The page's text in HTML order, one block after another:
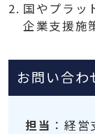
国やプラッ
企業支援施
お問い合わ
担当 ：経